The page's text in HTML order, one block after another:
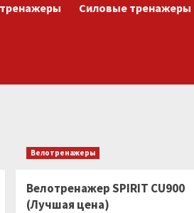
Силовые тренажеры
Велотренажеры
Велотренажер SPIRIT CU900
(Лучшая цена)